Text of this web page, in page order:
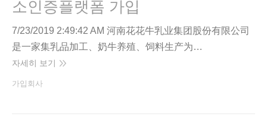
소인증플랫폼 가입
7/23/2019 2:49:42 AM 河南花花牛乳业集团股份有限公司
是一家集乳品加工、奶牛养殖、饲料生产为…
자세히 보기
가입회사